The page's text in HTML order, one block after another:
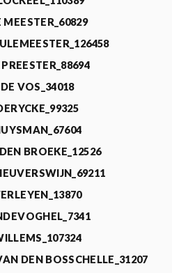
MEESTER_60829
VOS_34018
BROEKE_12526
DEN BOSSCHELLE_31207